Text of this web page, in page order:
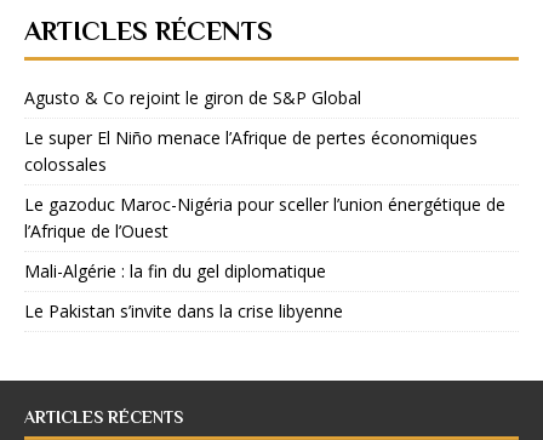
ARTICLES RÉCENTS
Agusto & Co rejoint le giron de S&P Global
Le super El Niño menace l’Afrique de pertes économiques
colossales
Le gazoduc Maroc-Nigéria pour sceller l’union énergétique de
l’Afrique de l’Ouest
Mali-Algérie : la fin du gel diplomatique
Le Pakistan s’invite dans la crise libyenne
ARTICLES RÉCENTS